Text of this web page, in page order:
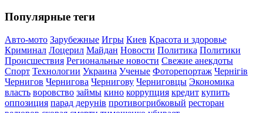
Популярные теги
Авто-мото Зарубежные Игры Киев Красота и здоровье
Криминал Лоцерил Майдан Новости Политика Политики
Происшествия Региональные новости Свежие анекдоты
Спорт Технологии Украина Ученые Фоторепортаж Чернігів
Чернигов Чернигова Чернигову Черниговцы Экономика
власть воровство займы кино коррупция кредит купить
оппозиция парад дерунів противогрибковый ресторан